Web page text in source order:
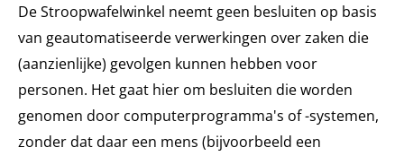
De Stroopwafelwinkel neemt geen besluiten op basis
van geautomatiseerde verwerkingen over zaken die
(aanzienlijke) gevolgen kunnen hebben voor
personen. Het gaat hier om besluiten die worden
genomen door computerprogramma's of -systemen,
zonder dat daar een mens (bijvoorbeeld een